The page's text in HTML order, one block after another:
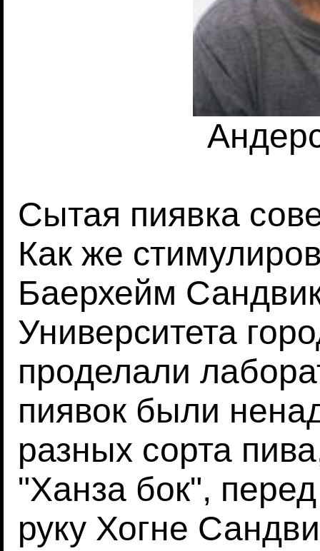
Сытая пиявка
Как же
Баерхейм
Университета
проделали
пиявок были
разных сорта
"Ханза бок",
руку Хогне